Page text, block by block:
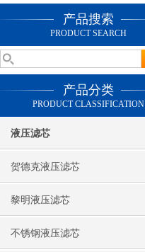
产品搜索
PRODUCT SEARCH
产品分类
PRODUCT CLASSIFICATION
液压滤芯
贺德克液压滤芯
黎明液压滤芯
不锈钢液压滤芯